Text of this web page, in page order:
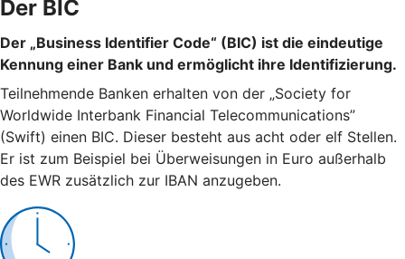
Der BIC
Der „Business Identifier Code“ (BIC) ist die eindeutige
Kennung einer Bank und ermöglicht ihre Identifizierung.
Teilnehmende Banken erhalten von der „Society for
Worldwide Interbank Financial Telecommunications”
(Swift) einen BIC. Dieser besteht aus acht oder elf Stellen.
Er ist zum Beispiel bei Überweisungen in Euro außerhalb
des EWR zusätzlich zur IBAN anzugeben.